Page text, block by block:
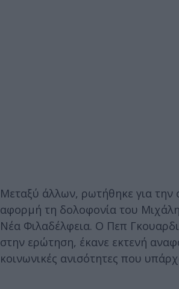
Μεταξύ άλλων, ρωτήθηκε για την
αφορμή τη δολοφονία του
Νέα Φιλαδέλφεια. Ο Πεπ
στην ερώτηση, έκανε εκτενή
κοινωνικές ανισότητες που